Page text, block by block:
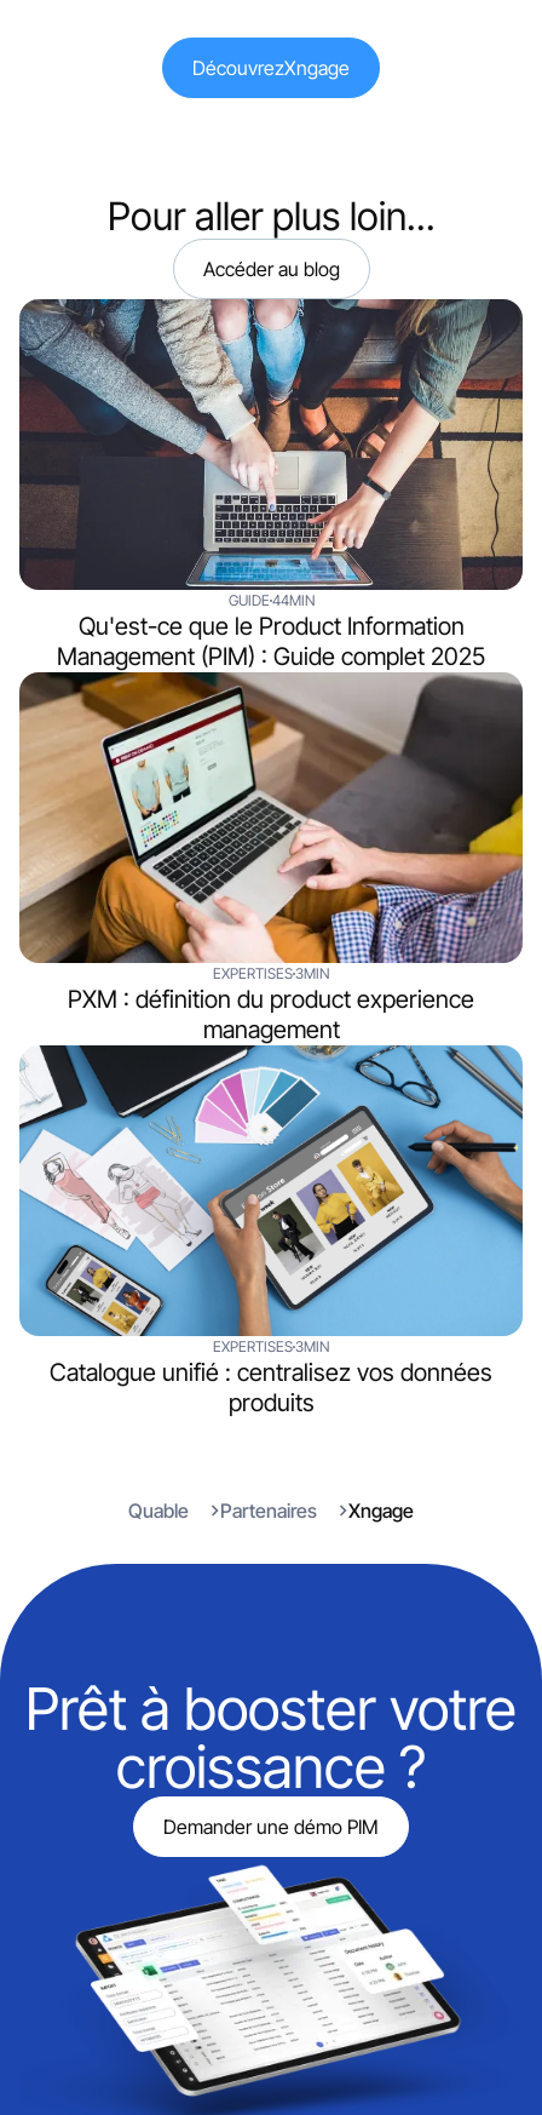
DécouvrezXngage
Pour aller plus loin...
Accéder au blog
GUIDE44MIN
Qu'est-ce que le Product Information
Management (PIM) : Guide complet 2025
EXPERTISES3MIN
PXM : définition du product experience
management
EXPERTISES3MIN
Catalogue unifié : centralisez vos données
produits
Quable Partenaires Xngage
Prêt à booster votre
croissance ?
Demander une démo PIM